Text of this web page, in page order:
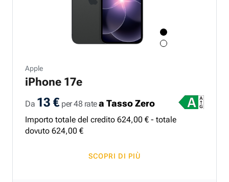
Apple
iPhone 17e
Da 13 €per 48 ratea Tasso Zero
Importo totale del credito 624,00 € - totale
dovuto 624,00 €
SCOPRI DI PIÙ